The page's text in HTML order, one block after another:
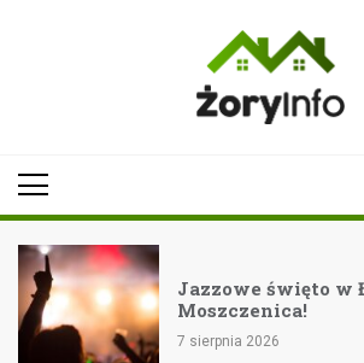
Jazzowe święto w Łaźni
Moszczenica!
7 sierpnia 2026